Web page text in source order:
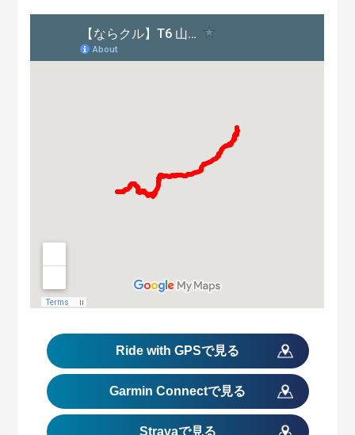
Ride with GPSで見る
Garmin Connectで見る
Stravaで見る